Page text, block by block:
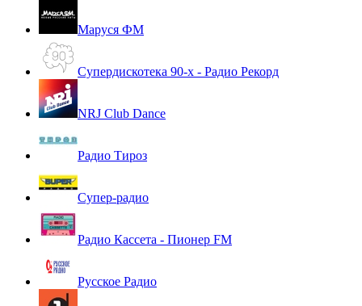
Маруся ФМ
Супердискотека 90-х - Радио Рекорд
NRJ Club Dance
Радио Тироз
Супер-радио
Радио Кассета - Пионер FM
Русское Радио